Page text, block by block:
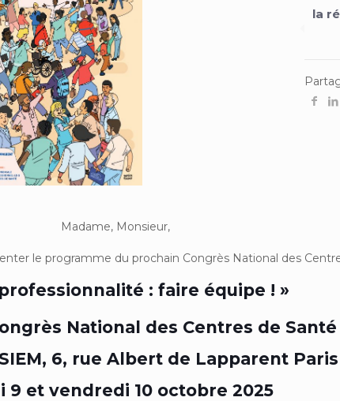
la
Madame, Monsieur,
le programme du prochain Congrès National des
: faire équipe ! »
National des Centres de Santé
6, rue Albert de Lapparent
9 et vendredi 10 octobre 2025